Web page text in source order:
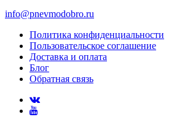
info@pnevmodobro.ru
Политика конфиденциальности
Пользовательское соглашение
Доставка и оплата
Блог
Обратная связь